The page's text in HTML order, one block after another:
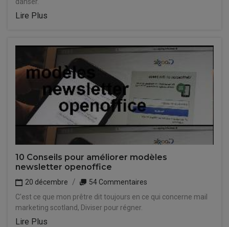
Lire Plus
10 Conseils pour améliorer modèles
newsletter openoffice
20 décembre
54 Commentaires
C'est ce que mon prêtre dit toujours en ce qui concerne mail
marketing scotland, Diviser pour régner.
Lire Plus